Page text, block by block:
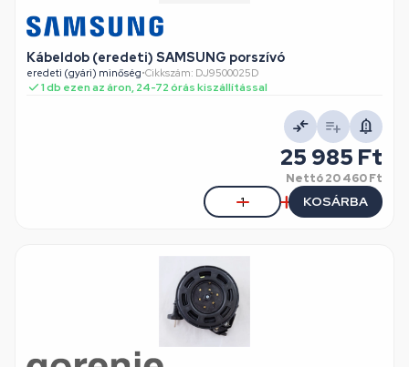
Kábeldob (eredeti) SAMSUNG porszívó
eredeti (gyári) minőség•Cikkszám: DJ9500025D
1 db ezen az áron, 24-72 órás kiszállítással
25 985 Ft
Nettó20 460 Ft
KOSÁRBA